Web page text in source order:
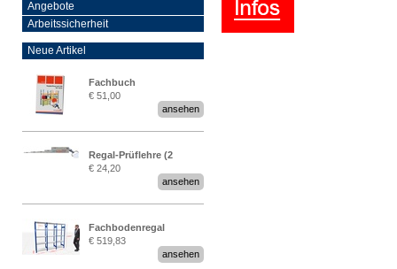
Angebote
Arbeitssicherheit
Neue Artikel
Fachbuch
„Regalprüfung nach DIN
€ 51,00
ansehen
Regal-Prüflehre (2
Stück)
€ 24,20
ansehen
Fachbodenregal
Stecksystem MultiPlus
2,25 Meter breit
€ 519,83
ansehen